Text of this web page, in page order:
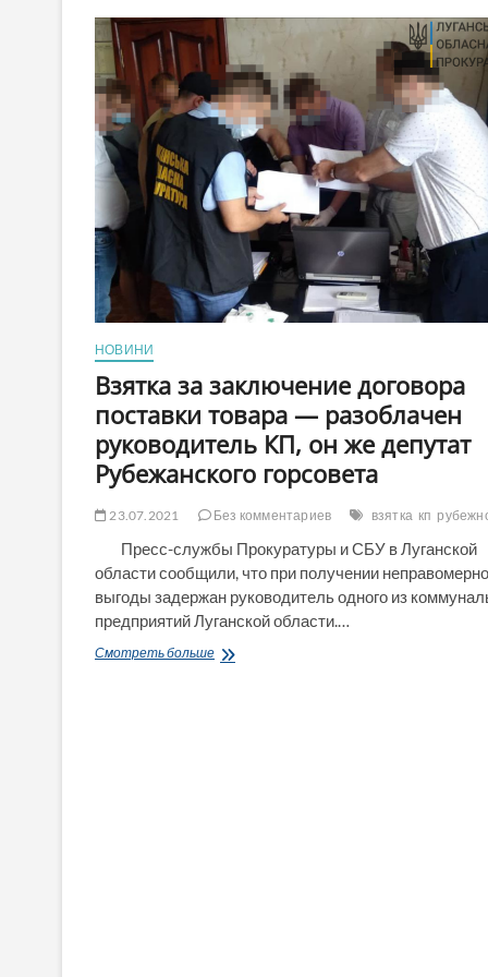
році
завищив
обсяги
спожитої
електроенергії,
за
що
отримав
підозру
у
розтраті
2,1
НОВИНИ
Взятка за заключение договора
поставки товара — разоблачен
руководитель КП, он же депутат
Рубежанского горсовета
23.07.2021 Без комментариев взятка кп
Пресс-службы Прокуратуры и СБУ в Луганской
области сообщили, что при получении
выгоды задержан руководитель одного из
предприятий Луганской области.…
Смотреть большеВзятка